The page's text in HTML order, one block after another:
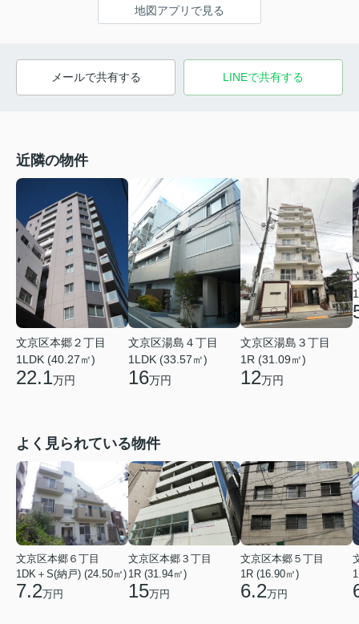
地図アプリで見る
メールで共有する LINEで共有する
近隣の物件
文京区本郷２丁目
1LDK (40.27㎡)
22.1万円
文京区湯島４丁目
1LDK (33.57㎡)
16万円
文京区湯島３丁目
1R (31.09㎡)
12万円
よく見られている物件
文京区本郷６丁目
1DK＋S(納戸) (24.50㎡)
7.2万円
文京区本郷３丁目
1R (31.94㎡)
15万円
文京区本郷５丁目
1R (16.90㎡)
6.2万円